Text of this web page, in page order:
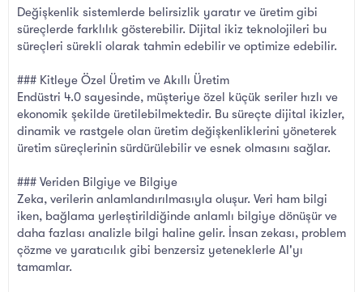
Değişkenlik sistemlerde belirsizlik yaratır ve üretim gibi
süreçlerde farklılık gösterebilir. Dijital ikiz teknolojileri bu
süreçleri sürekli olarak tahmin edebilir ve optimize edebilir.
### Kitleye Özel Üretim ve Akıllı Üretim
Endüstri 4.0 sayesinde, müşteriye özel küçük seriler hızlı ve
ekonomik şekilde üretilebilmektedir. Bu süreçte dijital ikizler,
dinamik ve rastgele olan üretim değişkenliklerini yöneterek
üretim süreçlerinin sürdürülebilir ve esnek olmasını sağlar.
### Veriden Bilgiye ve Bilgiye
Zeka, verilerin anlamlandırılmasıyla oluşur. Veri ham bilgi
iken, bağlama yerleştirildiğinde anlamlı bilgiye dönüşür ve
daha fazlası analizle bilgi haline gelir. İnsan zekası, problem
çözme ve yaratıcılık gibi benzersiz yeteneklerle AI'yı
tamamlar.